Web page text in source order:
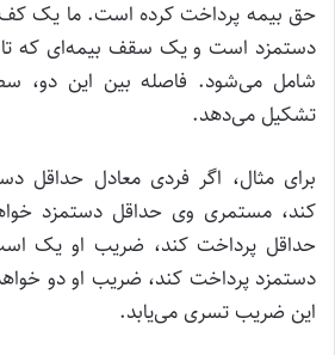
حق بیمه پرداخت کرده است. ما یک کف
شامل می‌شود. فاصله بین این دو،
تشکیل می‌دهد.
برای مثال، اگر فردی معادل حداقل
کند، مستمری وی حداقل دستمزد
حداقل پرداخت کند، ضریب او یک
دستمزد پرداخت کند، ضریب او دو
این ضریب تسری می‌یابد.